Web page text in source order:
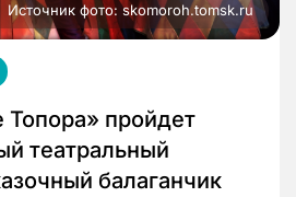
Источник фото: skomoroh.tomsk.ru
пройдет
театральный
балаганчик